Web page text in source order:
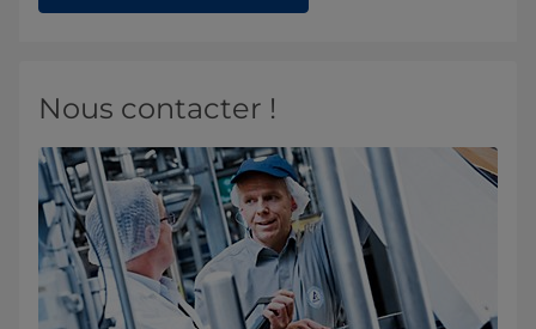
Nous contacter !